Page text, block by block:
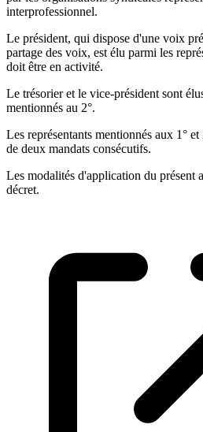
interprofessionnel.
Le président, qui dispose d'une voix
partage des voix, est élu parmi les
doit être en activité.
Le trésorier et le vice-président sont
mentionnés au 2°.
Les représentants mentionnés aux 1°
de deux mandats consécutifs.
Les modalités d'application du présent
décret.